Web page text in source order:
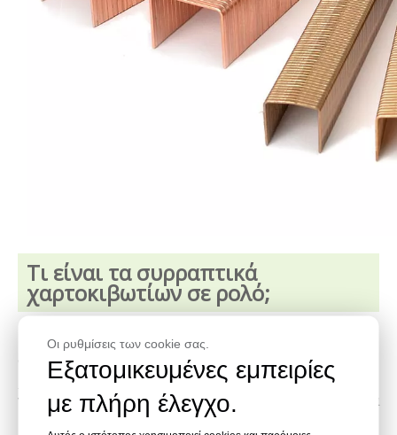
Τι είναι τα συρραπτικά
χαρτοκιβωτίων σε ρολό;
Τα συνδετικά χαρτοκιβώτια σε ρολό είναι
συνδετήρες φαρδιάς κορώνας που
χρησιμοποιούνται με συρραπτικά χαρτοκιβωτίων
για σφράγιση μεγάλου όγκου συσκευασιών, ιδιαίτερα
κυματοειδών χαρτοκιβωτίων. Διαθέσιμα σε πλάτη
Οι ρυθμίσεις των cookie σας.
Εξατομικευμένες εμπειρίες
με πλήρη έλεγχο.